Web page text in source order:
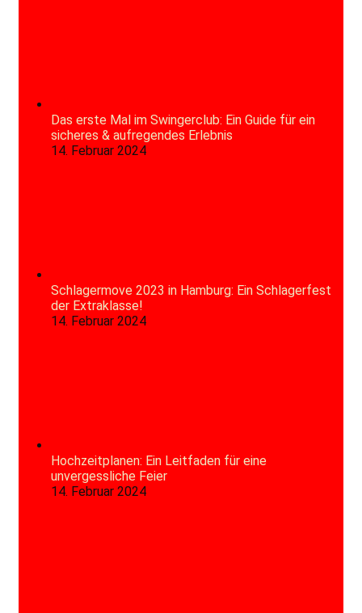
Das erste Mal im Swingerclub: Ein Guide für ein
sicheres & aufregendes Erlebnis
14. Februar 2024
Schlagermove 2023 in Hamburg: Ein Schlagerfest
der Extraklasse!
14. Februar 2024
Hochzeitplanen: Ein Leitfaden für eine
unvergessliche Feier
14. Februar 2024